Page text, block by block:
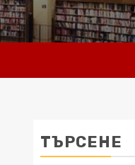
ТЪРСЕНЕ